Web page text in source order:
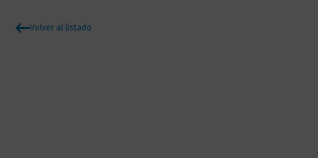
Volver al listado